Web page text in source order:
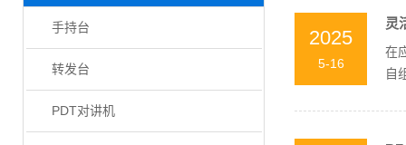
手持台
转发台
PDT对讲机
2025
5-16
灵
在
自